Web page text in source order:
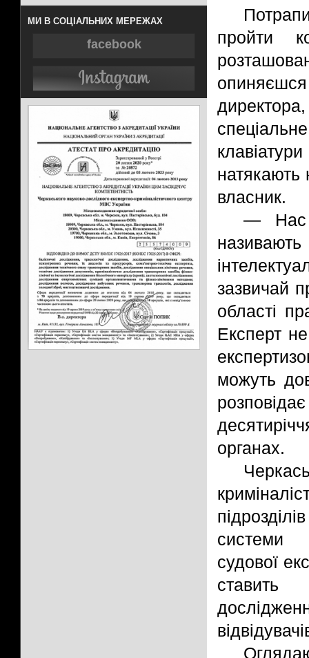
МИ В СОЦІАЛЬНИХ МЕРЕЖАХ
facebook
пройти
натякають
власник.
— Нас
зазвичай
області
Експерт
можуть
органах.
системи
судової
ставить